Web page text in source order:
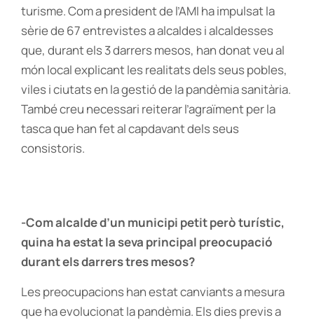
turisme. Com a president de l’AMI ha impulsat la
sèrie de 67 entrevistes a alcaldes i alcaldesses
que, durant els 3 darrers mesos, han donat veu al
món local explicant les realitats dels seus pobles,
viles i ciutats en la gestió de la pandèmia sanitària.
També creu necessari reiterar l’agraïment per la
tasca que han fet al capdavant dels seus
consistoris.
-Com alcalde d’un municipi petit però turístic,
quina ha estat la seva principal preocupació
durant els darrers tres mesos?
Les preocupacions han estat canviants a mesura
que ha evolucionat la pandèmia. Els dies previs a